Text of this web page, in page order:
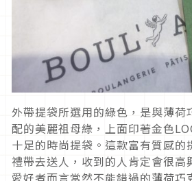
外帶提袋所選用的綠色，是與薄荷
配的美麗祖母綠，上面印著金色
十足的時尚提袋。這款富有質感的
禮帶去送人，收到的人肯定會很高
愛好者而言當然不能錯過的薄荷巧